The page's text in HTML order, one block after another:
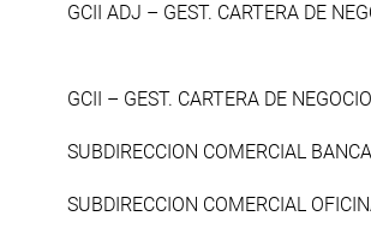
GCII ADJ – GEST. CARTERA DE
GCII – GEST. CARTERA DE
SUBDIRECCION COMERCIAL
SUBDIRECCION COMERCIAL